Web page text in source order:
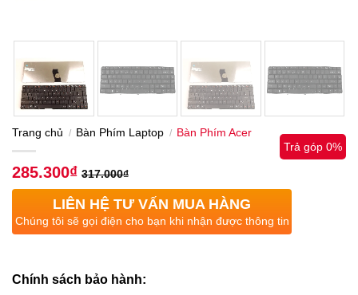
Trang chủ / Bàn Phím Laptop / Bàn Phím Acer
285.300₫ 317.000₫
Trả góp 0%
LIÊN HỆ TƯ VẤN MUA HÀNG
Chúng tôi sẽ gọi điện cho bạn khi nhận được thông tin
Chính sách bảo hành: